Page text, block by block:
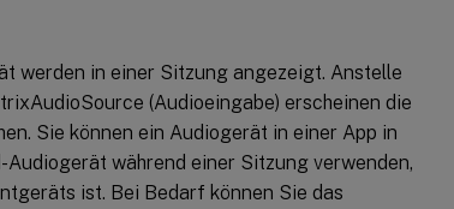
werden in einer Sitzung angezeigt. Anstelle
(Audioeingabe) erscheinen die
Sie können ein Audiogerät in einer App in
während einer Sitzung verwenden,
ist. Bei Bedarf können Sie das